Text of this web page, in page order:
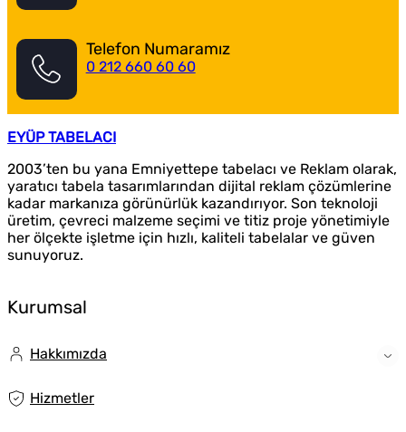
Telefon Numaramız
0 212 660 60 60
EYÜP TABELACI
2003’ten bu yana Emniyettepe tabelacı ve Reklam olarak,
yaratıcı tabela tasarımlarından dijital reklam çözümlerine
kadar markanıza görünürlük kazandırıyor. Son teknoloji
üretim, çevreci malzeme seçimi ve titiz proje yönetimiyle
her ölçekte işletme için hızlı, kaliteli tabelalar ve güven
sunuyoruz.
Kurumsal
Hakkımızda
Hizmetler